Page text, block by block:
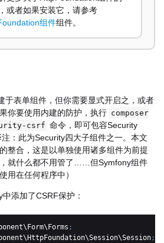
或者如果安装它，请参考
组件组件。
于表单组件，但你需要显式开启之，或者
你要使用内建的防护，执行 composer
csrf 命令，即可包容Security
：此为Security四大子组件之一。本文
整合，这是以单独使用诸多组件为前提
就什么都不用管了……但Symfony组件
用在任何程序中）
添加了CSRF保护：
;
;